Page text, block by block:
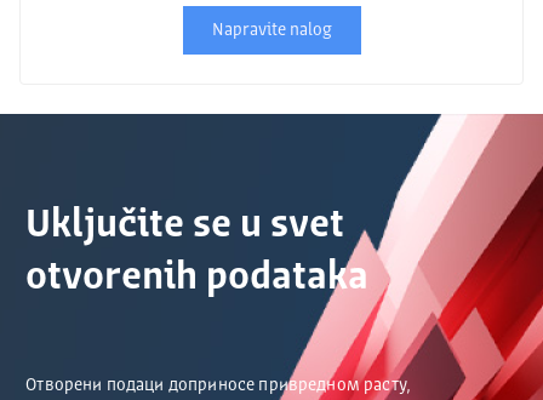
Napravite nalog
Uključite se u svet
otvorenih podataka
Отворени подаци доприносе привредном расту,